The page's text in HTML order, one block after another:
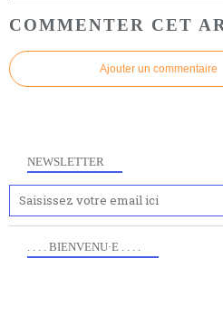
COMMENTER CET
Ajouter un commentaire
NEWSLETTER
. . . . BIENVENU·E . . . .